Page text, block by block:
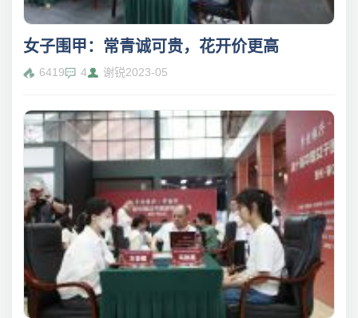
女子围甲：常青诚可贵，花开价更高
6419 4 谢锐2023-05